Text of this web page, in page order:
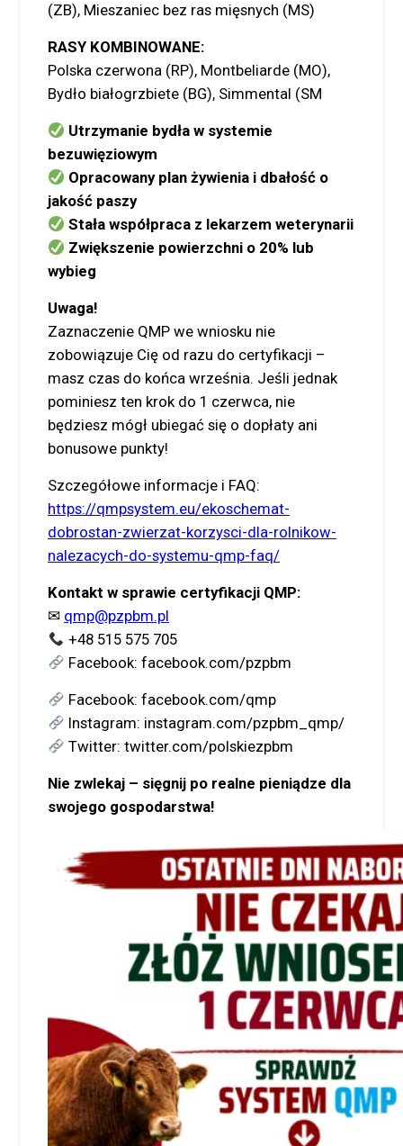
(ZB), Mieszaniec bez ras mięsnych (MS)
RASY KOMBINOWANE:
Polska czerwona (RP), Montbeliarde (MO),
Bydło białogrzbiete (BG), Simmental (SM
Utrzymanie bydła w systemie
bezuwięziowym
Opracowany plan żywienia i dbałość o
jakość paszy
Stała współpraca z lekarzem weterynarii
Zwiększenie powierzchni o 20% lub
wybieg
Uwaga!
Zaznaczenie QMP we wniosku nie
zobowiązuje Cię od razu do certyfikacji –
masz czas do końca września. Jeśli jednak
pominiesz ten krok do 1 czerwca, nie
będziesz mógł ubiegać się o dopłaty ani
bonusowe punkty!
Szczegółowe informacje i FAQ:
https://qmpsystem.eu/ekoschemat-
dobrostan-zwierzat-korzysci-dla-rolnikow-
nalezacych-do-systemu-qmp-faq/
Kontakt w sprawie certyfikacji QMP:
✉ qmp@pzpbm.pl
+48 515 575 705
Facebook: facebook.com/pzpbm
Facebook: facebook.com/qmp
Instagram: instagram.com/pzpbm_qmp/
Twitter: twitter.com/polskiezpbm
Nie zwlekaj – sięgnij po realne pieniądze dla
swojego gospodarstwa!